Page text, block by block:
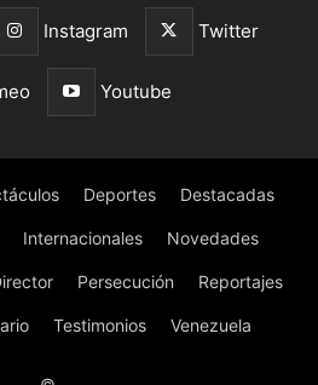
Instagram Twitter
Youtube
Deportes Destacadas
Internacionales Novedades
Persecución Reportajes
Testimonios Venezuela